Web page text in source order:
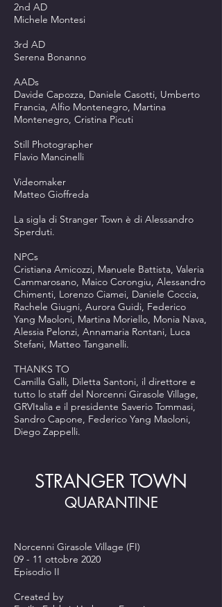
2nd AD
Michele Montesi
3rd AD
Serena Bonanno
AADs
Davide Capozza, Daniele Casotti, Umberto
Francia, Alfio Montenegro, Martina
Montenegro, Cristina Picuti
Still Photographer
Flavio Mancinelli
Videomaker
Matteo Gioffreda
La sigla di Stranger Town è di Alessandro
Sperduti.
NPCs
Cristiana Amicozzi, Manuele Battista, Valeria
Cammarosano, Maico Corongiu, Alessandro
Chimenti, Lorenzo Ciamei, Daniele Coccia,
Rachele Giugni, Aurora Guidi, Federico
Yang Maoloni, Martina Moriello, Monia Nava,
Alessia Pelonzi, Annamaria Rontani, Luca
Stefani, Matteo Tanganelli.
THANKS TO
Camilla Galli, Diletta Santoni, il direttore e
tutto lo staff del Norcenni Girasole Village,
GRVItalia e il presidente Saverio Tommasi,
Sandro Capone, Federico Yang Maoloni,
Diego Zappelli.
STRANGER TOWN
QUARANTINE
Norcenni Girasole Village (FI)
09 - 11 ottobre 2020
Episodio II
Created by